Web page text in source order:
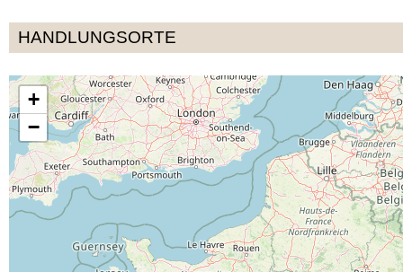
HANDLUNGSORTE
+
−